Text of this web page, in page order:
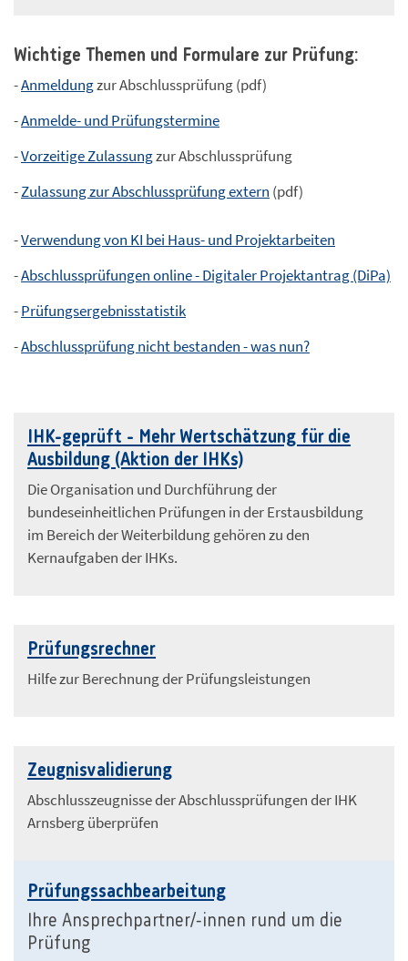
Wichtige Themen und Formulare zur Prüfung:
-Anmeldungzur Abschlussprüfung (pdf)
-Anmelde- und Prüfungstermine
-Vorzeitige Zulassungzur Abschlussprüfung
-Zulassung zur Abschlussprüfung extern (pdf)
-Verwendung von KI bei Haus- und Projektarbeiten
-Abschlussprüfungen online - Digitaler Projektantrag (DiPa)
-Prüfungsergebnisstatistik
-Abschlussprüfung nicht bestanden - was nun?
IHK-geprüft - Mehr Wertschätzung für die
Ausbildung (Aktion der IHKs)
Die Organisation und Durchführung der
bundeseinheitlichen Prüfungen in der Erstausbildung
im Bereich der Weiterbildung gehören zu den
Kernaufgaben der IHKs.
Prüfungsrechner
Hilfe zur Berechnung der Prüfungsleistungen
Zeugnisvalidierung
Abschlusszeugnisse der Abschlussprüfungen der IHK
Arnsberg überprüfen
Prüfungssachbearbeitung
Ihre Ansprechpartner/-innen rund um die
Prüfung